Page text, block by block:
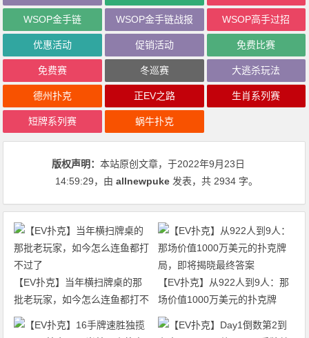
WSOP金手链 WSOP金手链战报 WSOP高手过招
优惠活动 促销活动 免费比赛
免费赛 冬巡赛 大逃杀玩法
德州扑克 正EV之路 生肖系列赛
短牌系列赛 蜗牛扑克
版权声明：本站原创文章，于2022年9月23日
14:59:29，由allnewpuke 发表，共 2934 字。
【EV扑克】当年横扫牌桌的那
批老玩家，如今怎么连鱼都打不
过了
【EV扑克】从922人到9人：那
场价值1000万美元的扑克牌
局，即将揭晓最终答案